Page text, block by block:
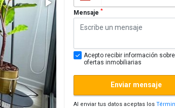
Mensaje *
Acepto recibir información sobre
ofertas inmobiliarias
Enviar mensaje
Al enviar tus datos aceptas los